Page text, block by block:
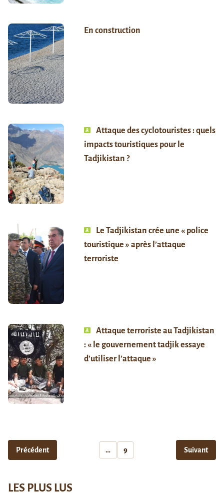
En construction
Attaque des cyclotouristes : quels
impacts touristiques pour le
Tadjikistan ?
Le Tadjikistan crée une « police
touristique » après l’attaque
terroriste
Attaque terroriste au Tadjikistan
: « le gouvernement tadjik essaye
d’utiliser l’attaque »
Précédent … 9 Suivant
LES PLUS LUS